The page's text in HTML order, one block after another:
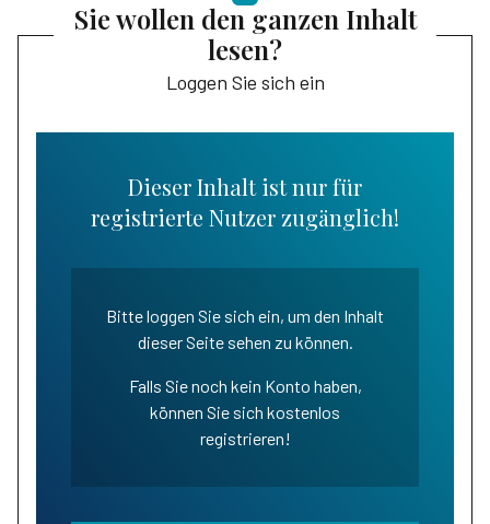
Sie wollen den ganzen Inhalt
lesen?
Loggen Sie sich ein
Dieser Inhalt ist nur für
registrierte Nutzer zugänglich!
Bitte loggen Sie sich ein, um den Inhalt
dieser Seite sehen zu können.
Falls Sie noch kein Konto haben,
können Sie sich kostenlos
registrieren!